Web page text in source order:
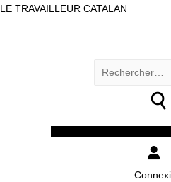
LE TRAVAILLEUR CATALAN
Rechercher :